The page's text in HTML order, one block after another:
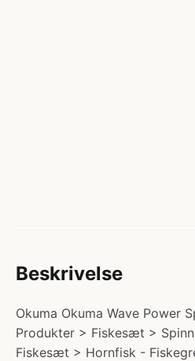
Beskrivelse
Okuma Okuma Wave Power
Produkter > Fiskesæt >
Fiskesæt > Hornfisk -